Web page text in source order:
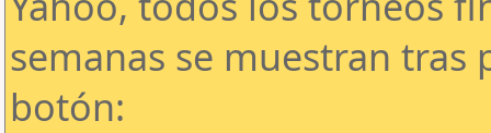
semanas se muestran tras
botón: